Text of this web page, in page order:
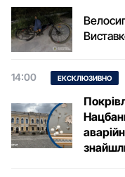
14:00 ЕКСКЛЮЗИВНО